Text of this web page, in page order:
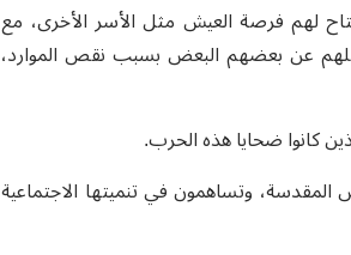
لهم فرصة العيش مثل الأسر الأخرى، مع
فصلهم عن بعضهم البعض بسبب نقص الموارد،
كانوا ضحايا هذه الحرب.
وتساهمون في تنميتها الاجتماعية